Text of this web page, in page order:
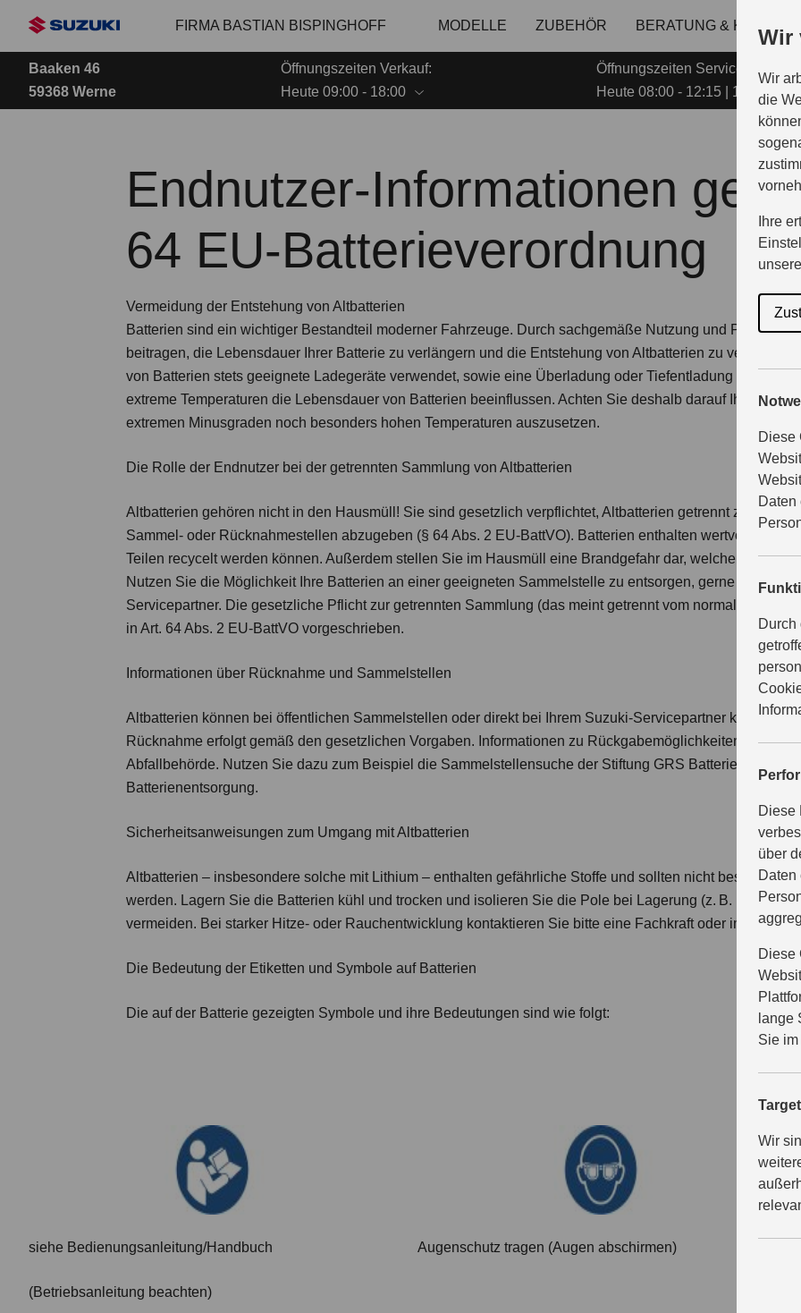
Wir
Wir
die
Ihre
Diese
Daten
Durch
Diese
über
Daten
Diese
lange
Sie
Wir
Hauptinhalt
FIRMA BASTIAN BISPINGHOFF MODELLE ZUBEHÖR BERATUNG & KAUF
Baaken 46
59368 Werne
Öffnungszeiten Verkauf:
Heute 09:00 - 18:00
Öffnungszeiten Service:
Heute 08:00 - 12:15 | 13:00 -
Endnutzer-Informationen
64 EU-Batterieverordnung
Vermeidung der Entstehung von Altbatterien
Batterien sind ein wichtiger Bestandteil moderner Fahrzeuge. Durch sachgemäße Nutzung und Pflege
beitragen, die Lebensdauer Ihrer Batterie zu verlängern und die Entstehung von Altbatterien zu verringern.
von Batterien stets geeignete Ladegeräte verwendet, sowie eine Überladung oder Tiefentladung
extreme Temperaturen die Lebensdauer von Batterien beeinflussen. Achten Sie deshalb darauf Ihre
extremen Minusgraden noch besonders hohen Temperaturen auszusetzen.
Die Rolle der Endnutzer bei der getrennten Sammlung von Altbatterien
Altbatterien gehören nicht in den Hausmüll! Sie sind gesetzlich verpflichtet, Altbatterien getrennt zu
Sammel- oder Rücknahmestellen abzugeben (§ 64 Abs. 2 EU-BattVO). Batterien enthalten wertvolle
Teilen recycelt werden können. Außerdem stellen Sie im Hausmüll eine Brandgefahr dar, welche
Nutzen Sie die Möglichkeit Ihre Batterien an einer geeigneten Sammelstelle zu entsorgen, gerne
Servicepartner. Die gesetzliche Pflicht zur getrennten Sammlung (das meint getrennt vom normalen
in Art. 64 Abs. 2 EU-BattVO vorgeschrieben.
Informationen über Rücknahme und Sammelstellen
Altbatterien können bei öffentlichen Sammelstellen oder direkt bei Ihrem Suzuki-Servicepartner kostenlos
Rücknahme erfolgt gemäß den gesetzlichen Vorgaben. Informationen zu Rückgabemöglichkeiten
Abfallbehörde. Nutzen Sie dazu zum Beispiel die Sammelstellensuche der Stiftung GRS Batterien oder
Batterienentsorgung.
Sicherheitsanweisungen zum Umgang mit Altbatterien
Altbatterien – insbesondere solche mit Lithium – enthalten gefährliche Stoffe und sollten nicht beschädigt,
werden. Lagern Sie die Batterien kühl und trocken und isolieren Sie die Pole bei Lagerung (z. B. mit
vermeiden. Bei starker Hitze- oder Rauchentwicklung kontaktieren Sie bitte eine Fachkraft oder im Zweifel
Die Bedeutung der Etiketten und Symbole auf Batterien
Die auf der Batterie gezeigten Symbole und ihre Bedeutungen sind wie folgt:
siehe Bedienungsanleitung/Handbuch
(Betriebsanleitung beachten)
Augenschutz tragen (Augen abschirmen)